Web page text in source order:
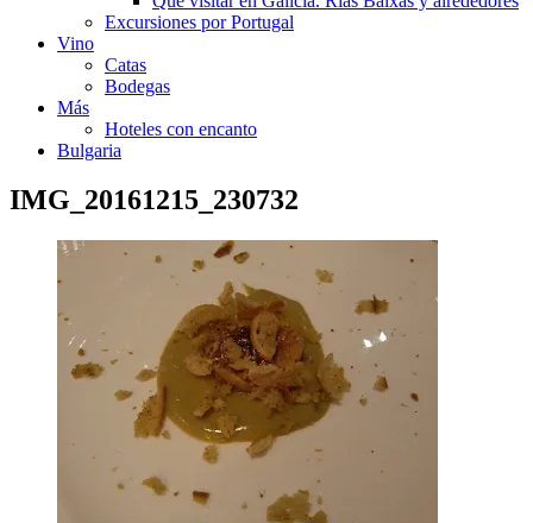
Excursiones por Portugal
Vino
Catas
Bodegas
Más
Hoteles con encanto
Bulgaria
IMG_20161215_230732